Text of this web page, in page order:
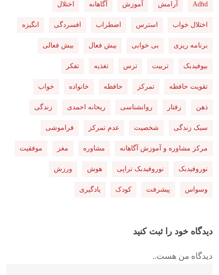
Adhd آرامش آموزش آگاهانه اختلال
اختلال خواب استرس اضطراب افسردگی انگیزه
برنامه ریزی بی خوابی بیش فعال بیش فعالی
بیوفیدبک تربیت ترس تغذیه تفکر
تقویت حافظه تمرکز حافظه خانواده خواب
ذهن رفتار روانشناسی ریحانه احمدی زندگی
سبک زندگی شخصیت عدم تمرکز فراموشی
مرکز مشاوره و آموزش آگاهانه مشاوره مغز موفقیت
نوروفیدبک نوروفیدبک تراپی هوش ورزش
وسواس پیشرفت کودک یادگیری
دیدگاه خود را ثبت کنید
دیدگاه من هست..